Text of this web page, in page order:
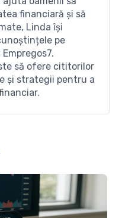
financiară și să
Linda își
pe
să ofere cititorilor
și strategii pentru a